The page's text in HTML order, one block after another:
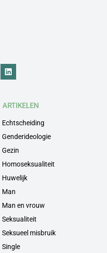
ARTIKELEN
Echtscheiding
Genderideologie
Gezin
Homoseksualiteit
Huwelijk
Man
Man en vrouw
Seksualiteit
Seksueel misbruik
Single